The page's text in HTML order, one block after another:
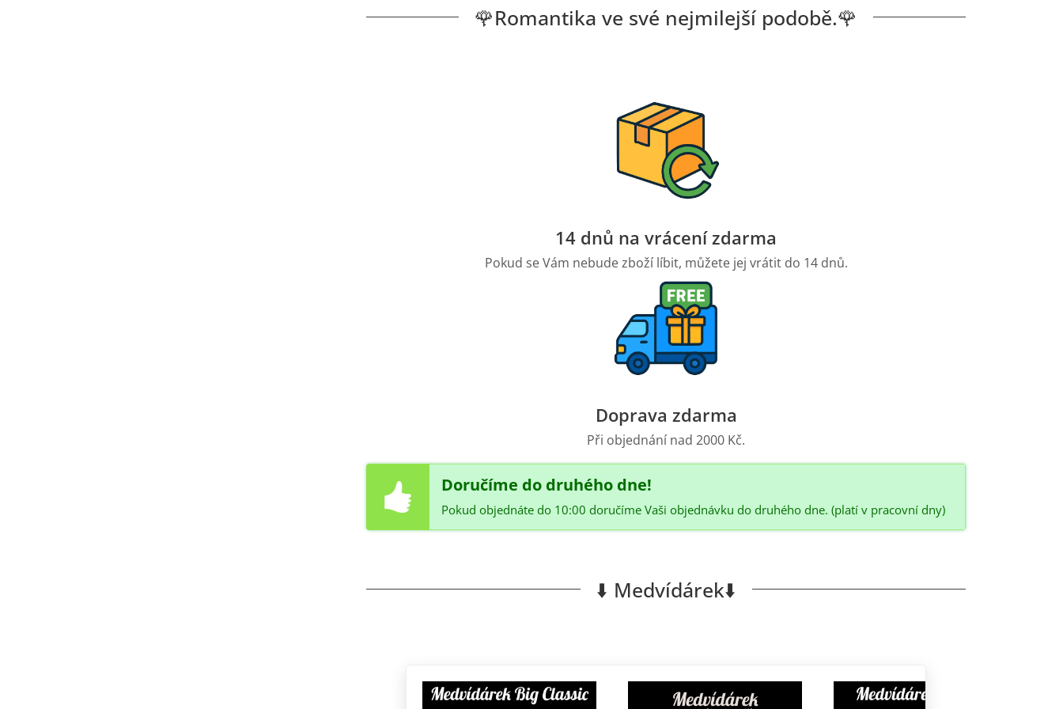
🌹Romantika ve své nejmilejší podobě.🌹
14 dnů na vrácení zdarma
Pokud se Vám nebude zboží líbit, můžete jej vrátit do 14 dnů.
Doprava zdarma
Při objednání nad 2000 Kč.
Doručíme do druhého dne!
Pokud objednáte do 10:00 doručíme Vaši objednávku do druhého dne. (platí v pracovní dny)
⬇️ Medvídárek⬇️